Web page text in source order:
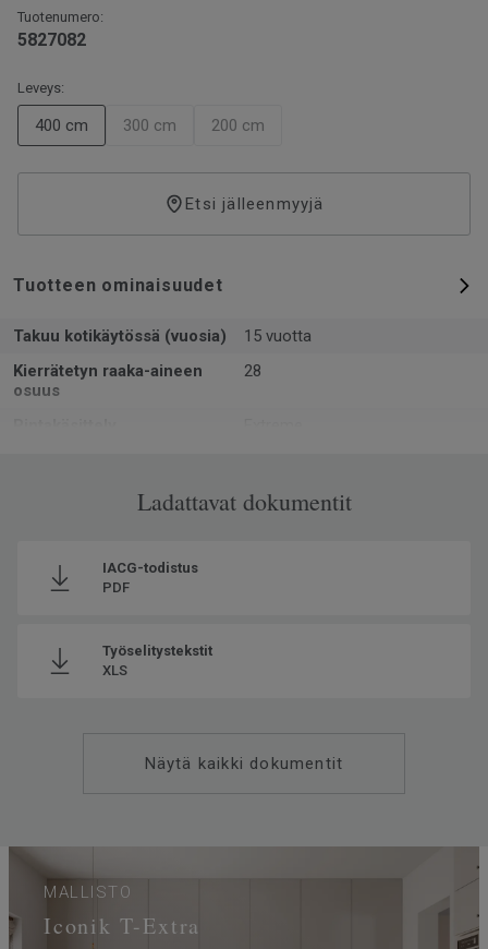
Tuotenumero:
5827082
Leveys:
400 cm 300 cm 200 cm
Etsi jälleenmyyjä
Tuotteen ominaisuudet
Takuu kotikäytössä (vuosia)
15 vuotta
Kierrätetyn raaka-aineen
osuus
28
Kokonaispaksuus
2.4
Käyttöluokka kotikäytössä
Käyttöluokka julkisessa
Kulutuskerroksen paksuus
Leveys
Ftalaatit
Ladattavat dokumentit
IACG-todistus
PDF
Työselitystekstit
XLS
Näytä kaikki dokumentit
MALLISTO
Iconik T-Extra